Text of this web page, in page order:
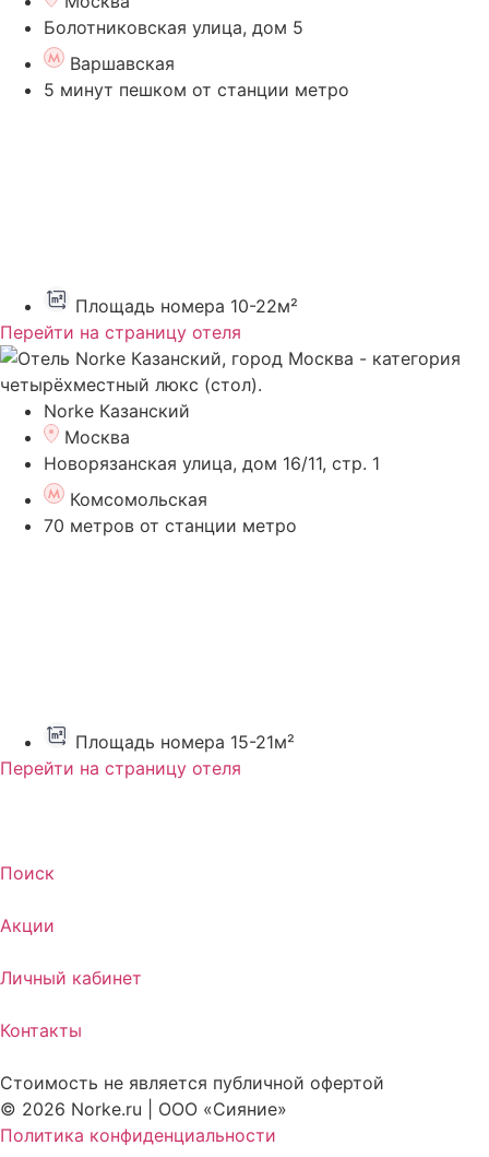
Болотниковская улица, дом 5
Варшавская
5 минут пешком от станции метро
Площадь номера 10-22м²
Перейти на страницу отеля
Norke Казанский
Москва
Новорязанская улица, дом 16/11, стр. 1
Комсомольская
70 метров от станции метро
Площадь номера 15-21м²
Перейти на страницу отеля
Поиск
Акции
Личный кабинет
Контакты
Стоимость не является публичной офертой
© 2026 Norke.ru | ООО «Сияние»
Политика конфиденциальности